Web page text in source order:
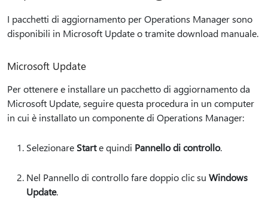
I pacchetti di aggiornamento per Operations Manager sono
disponibili in Microsoft Update o tramite download manuale.
Microsoft Update
Per ottenere e installare un pacchetto di aggiornamento da
Microsoft Update, seguire questa procedura in un computer
in cui è installato un componente di Operations Manager:
Selezionare Starte quindi Pannello di controllo.
Nel Pannello di controllo fare doppio clic su Windows
Update.